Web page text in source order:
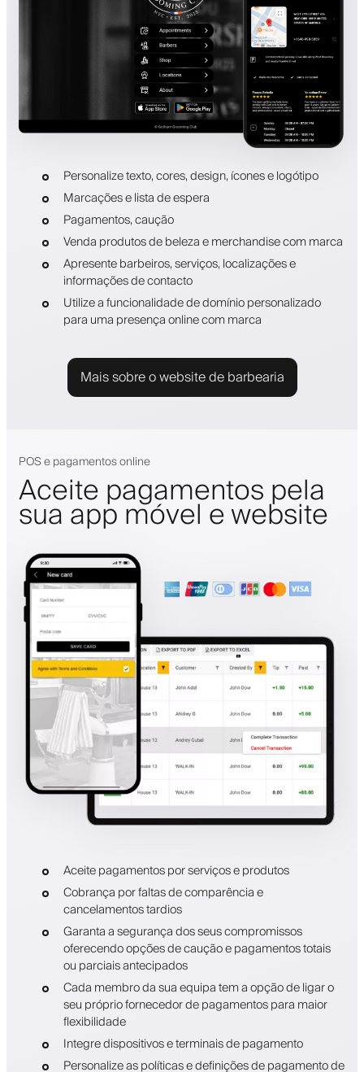
Personalize texto, cores, design, ícones e logótipo
Marcações e lista de espera
Pagamentos, caução
Venda produtos de beleza e merchandise com marca
Apresente barbeiros, serviços, localizações e
informações de contacto
Utilize a funcionalidade de domínio personalizado
para uma presença online com marca
Mais sobre o website de barbearia
POS e pagamentos online
Aceite pagamentos pela
sua app móvel e website
Aceite pagamentos por serviços e produtos
Cobrança por faltas de comparência e
cancelamentos tardios
Garanta a segurança dos seus compromissos
oferecendo opções de caução e pagamentos totais
ou parciais antecipados
Cada membro da sua equipa tem a opção de ligar o
seu próprio fornecedor de pagamentos para maior
flexibilidade
Integre dispositivos e terminais de pagamento
Personalize as políticas e definições de pagamento de